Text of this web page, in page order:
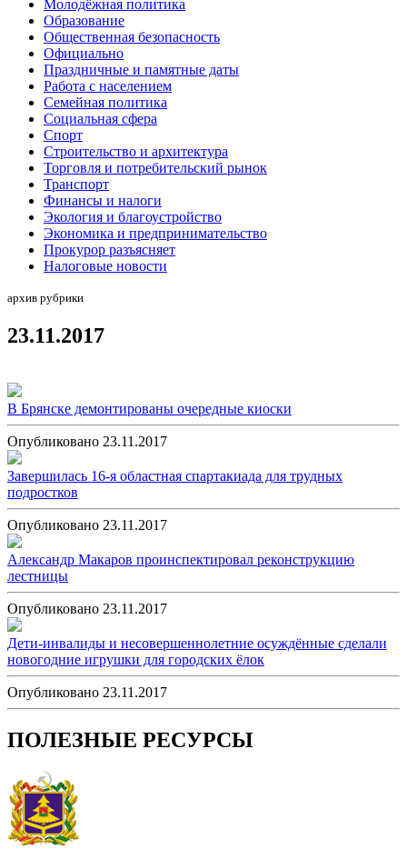
Молодёжная политика
Образование
Общественная безопасность
Официально
Праздничные и памятные даты
Работа с населением
Семейная политика
Социальная сфера
Спорт
Строительство и архитектура
Торговля и потребительский рынок
Транспорт
Финансы и налоги
Экология и благоустройство
Экономика и предпринимательство
Прокурор разъясняет
Налоговые новости
архив рубрики
23.11.2017
В Брянске демонтированы очередные киоски
Опубликовано 23.11.2017
Завершилась 16-я областная спартакиада для трудных
подростков
Опубликовано 23.11.2017
Александр Макаров проинспектировал реконструкцию
лестницы
Опубликовано 23.11.2017
Дети-инвалиды и несовершеннолетние осуждённые сделали
новогодние игрушки для городских ёлок
Опубликовано 23.11.2017
ПОЛЕЗНЫЕ РЕСУРСЫ